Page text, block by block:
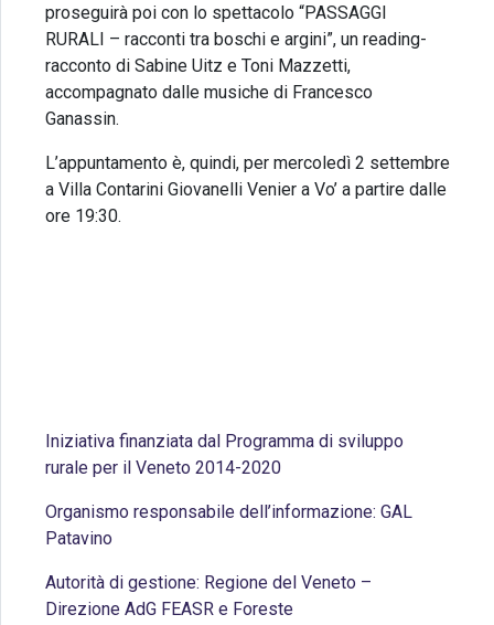
proseguirà poi con lo spettacolo “PASSAGGI
RURALI – racconti tra boschi e argini”, un reading-
racconto di Sabine Uitz e Toni Mazzetti,
accompagnato dalle musiche di Francesco
Ganassin.
L’appuntamento è, quindi, per mercoledì 2 settembre
a Villa Contarini Giovanelli Venier a Vo’ a partire dalle
ore 19:30.
Iniziativa finanziata dal Programma di sviluppo
rurale per il Veneto 2014-2020
Organismo responsabile dell’informazione: GAL
Patavino
Autorità di gestione: Regione del Veneto –
Direzione AdG FEASR e Foreste